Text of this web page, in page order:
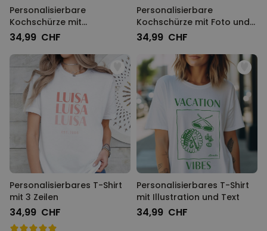
Personalisierbare
Kochschürze mit
Blumenkranz und Text
34,99 CHF
Personalisierbare
Kochschürze mit Foto und
Text
34,99 CHF
Personalisierbares T-Shirt
mit 3 Zeilen
34,99 CHF
Personalisierbares T-Shirt
mit Illustration und Text
34,99 CHF
MARKETING SONSTIGE